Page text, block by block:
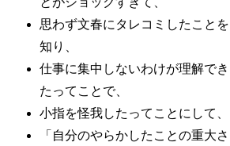
思わず文春にタレコミしたことを
知り、
仕事に集中しないわけが理解でき
たってことで、
小指を怪我したってことにして、
「自分のやらかしたことの重大さ